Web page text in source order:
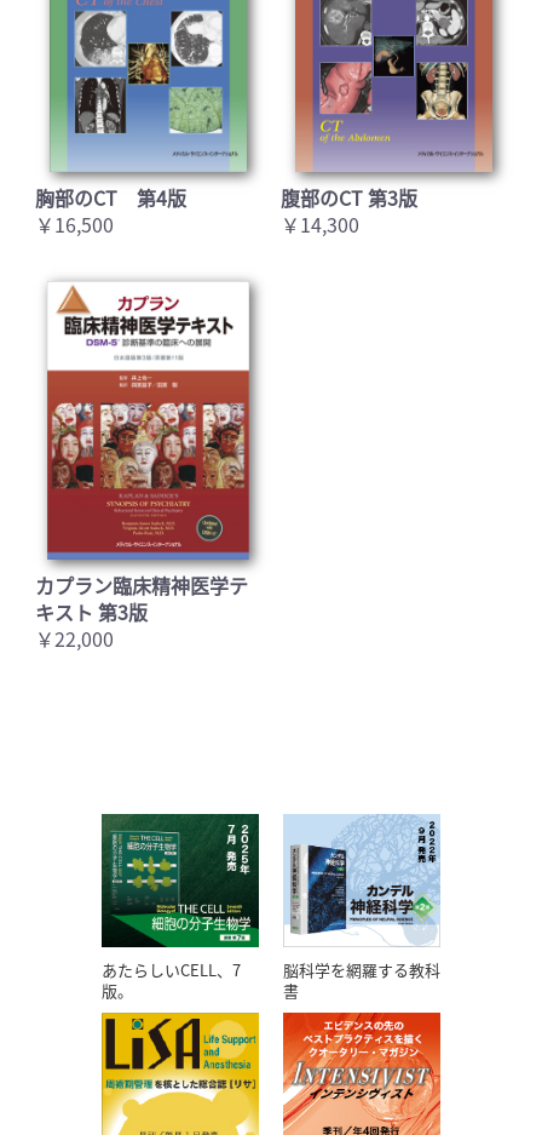
胸部のCT 第4版
￥16,500
腹部のCT 第3版
￥14,300
カプラン臨床精神医学テ
キスト 第3版
￥22,000
あたらしいCELL、7
版。
脳科学を網羅する教科
書